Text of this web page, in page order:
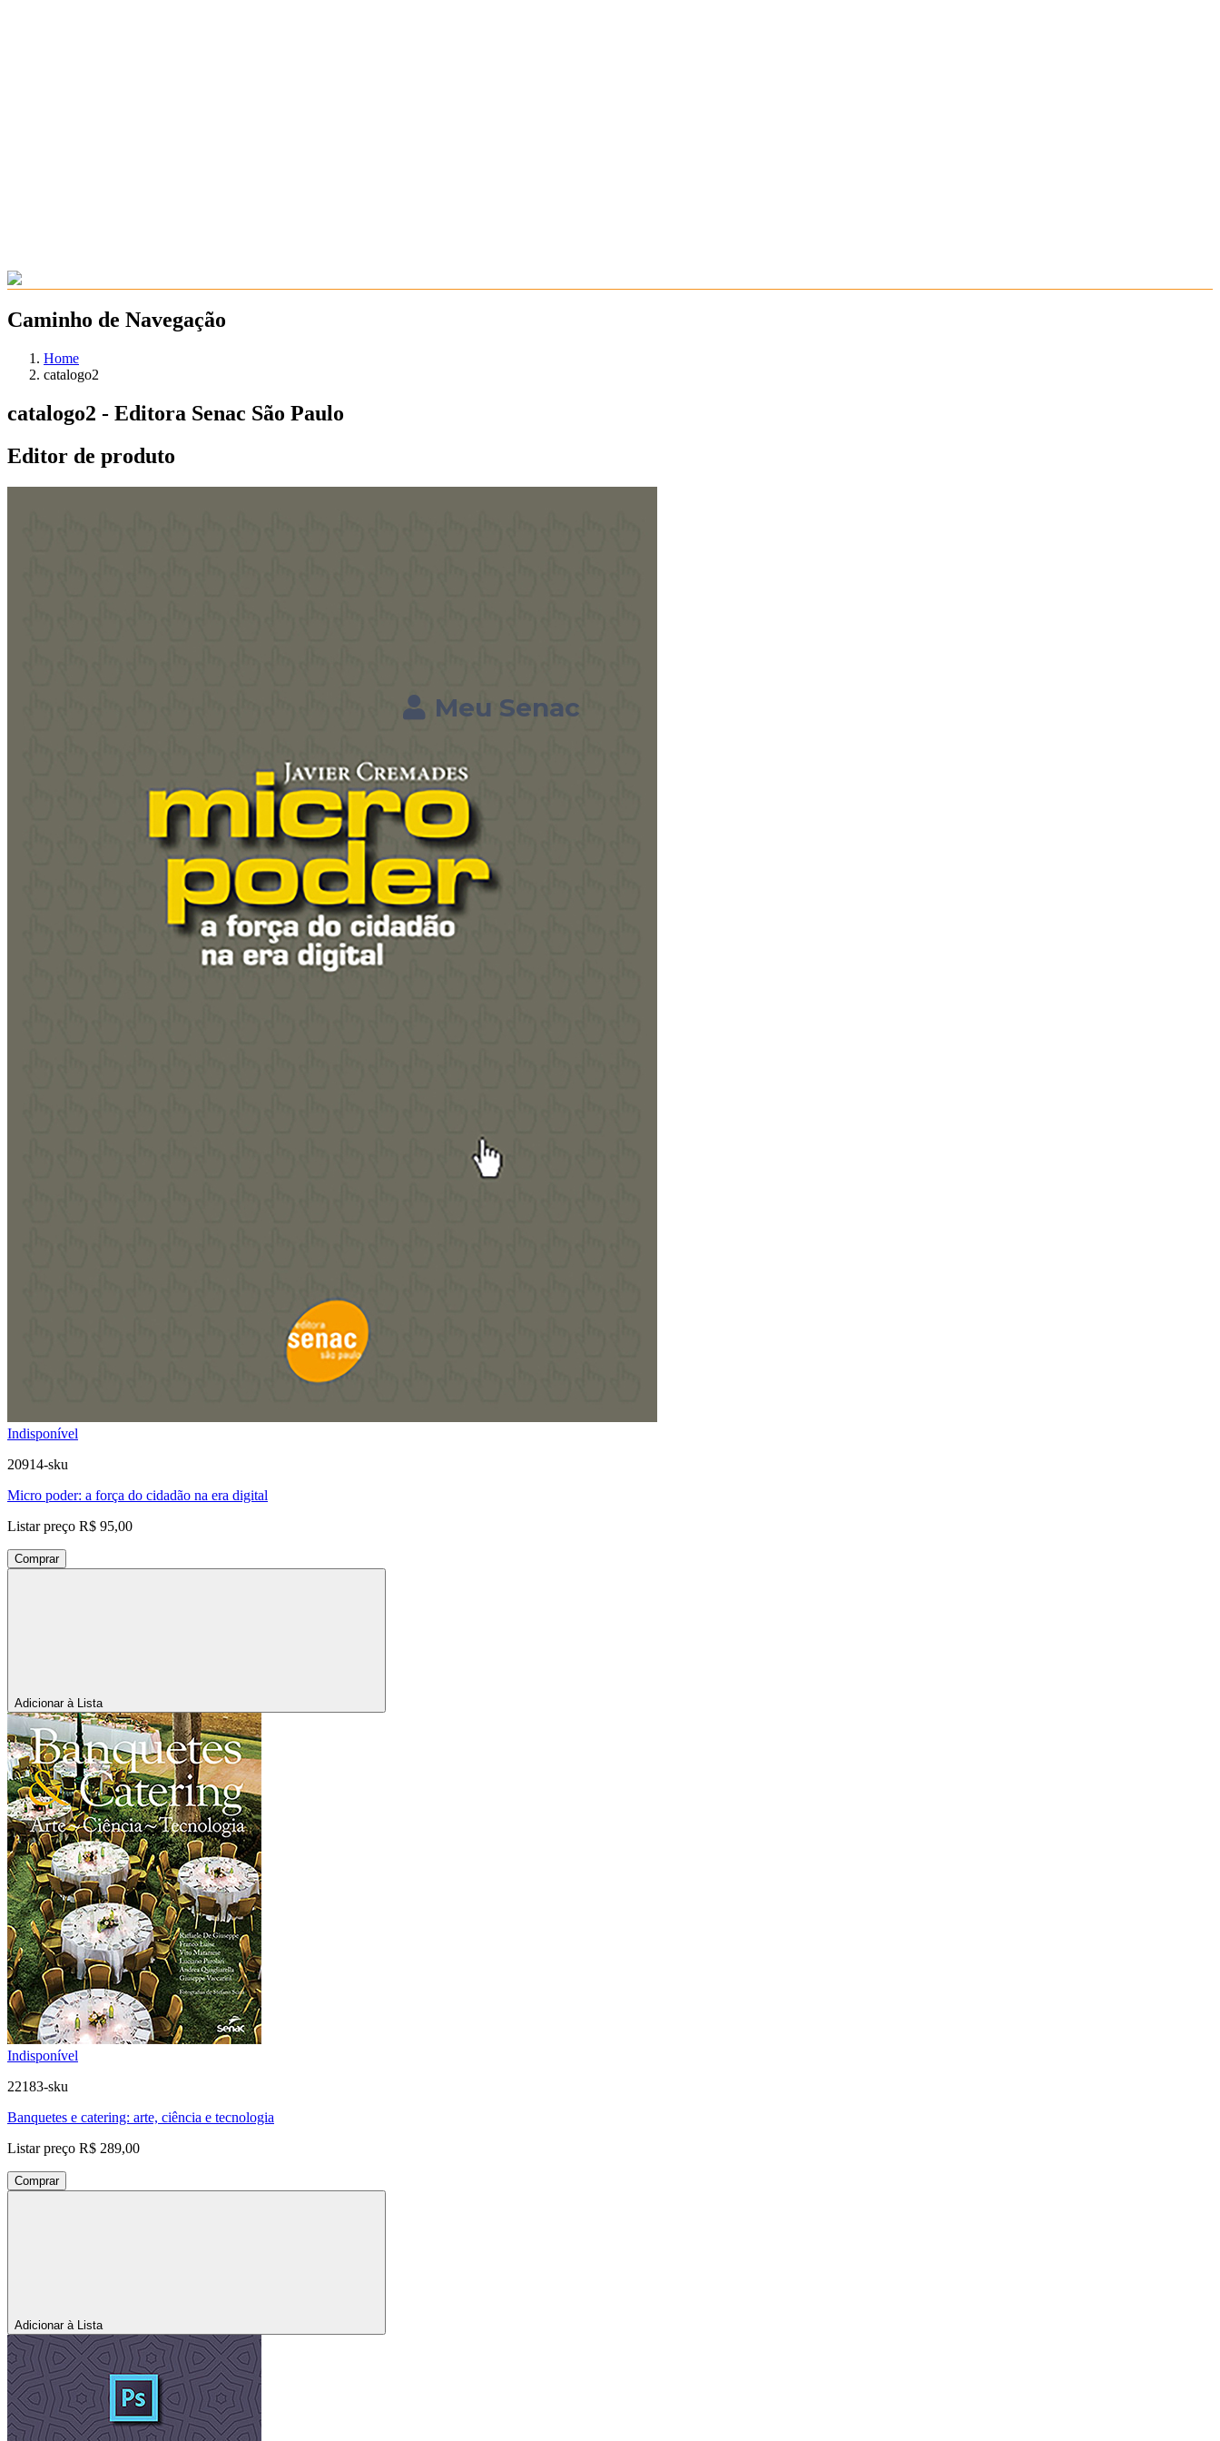
Meu Senac
Caminho de Navegação
Home
catalogo2
catalogo2 - Editora Senac São Paulo
Editor de produto
Indisponível
20914-sku
Micro poder: a força do cidadão na era digital
Listar preço R$ 95,00
Comprar
Adicionar à Lista
Indisponível
22183-sku
Banquetes e catering: arte, ciência e tecnologia
Listar preço R$ 289,00
Comprar
Adicionar à Lista